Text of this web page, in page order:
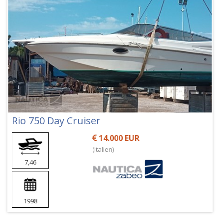
Rio 750 Day Cruiser
7,46
1998
14.000 EUR
(Italien)